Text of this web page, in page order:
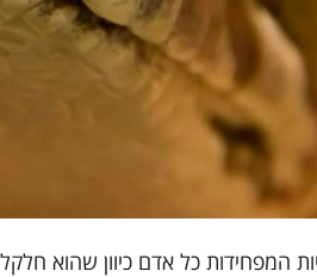
המפחידות כל אדם כיוון שהוא